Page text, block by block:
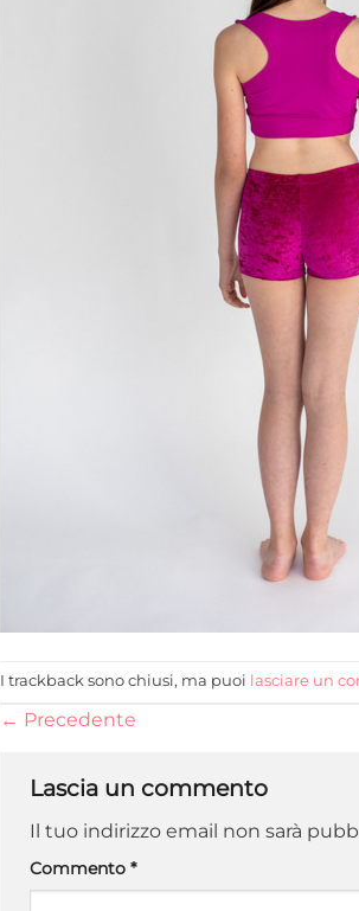
I trackback sono chiusi, ma puoi lasciare un
← Precedente
Lascia un commento
Il tuo indirizzo email non sarà
Commento *